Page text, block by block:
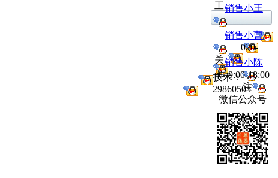
销售小王
销售小曹
销售小陈
工
作:9:00-18:00
技术：
020-
29860505
关
注
微信公众号